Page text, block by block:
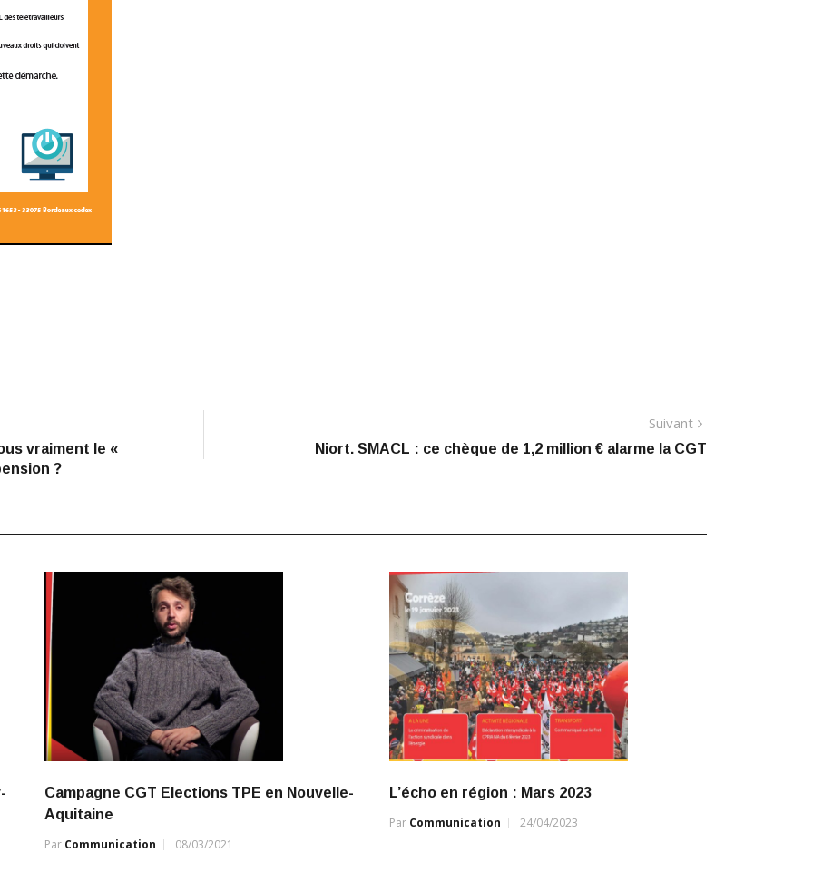
vraiment le «
?
Suivant
Niort. SMACL : ce chèque de 1,2 million € alarme la CGT
Campagne CGT Elections TPE en Nouvelle-
Aquitaine
Par Communication 08/03/2021
L’écho en région : Mars 2023
Par Communication 24/04/2023